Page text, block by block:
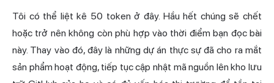
Tôi có thể liệt kê 50 token ở đây. Hầu hết chúng sẽ chết
hoặc trở nên không còn phù hợp vào thời điểm bạn đọc bài
này. Thay vào đó, đây là những dự án thực sự đã cho ra mắt
sản phẩm hoạt động, tiếp tục cập nhật mã nguồn lên kho lưu